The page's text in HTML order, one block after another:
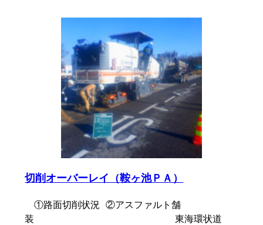
切削オーバーレイ（鞍ヶ池ＰＡ）
①路面切削状況 ②アスファルト舗
装 東海環状道